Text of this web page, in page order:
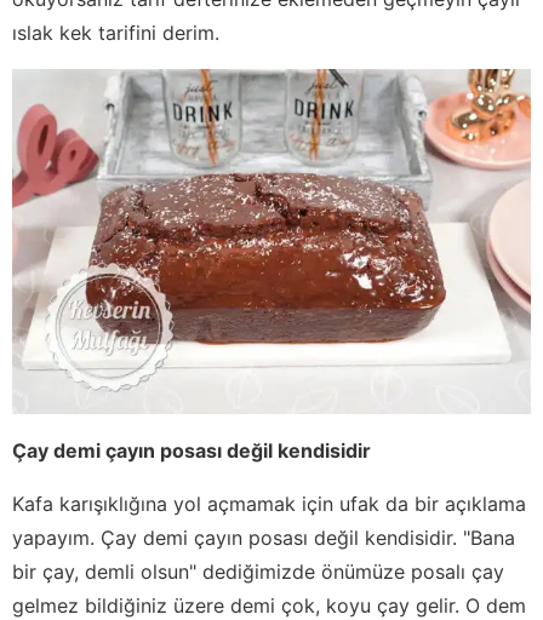
ıslak kek tarifini derim.
Çay demi çayın posası değil kendisidir
Kafa karışıklığına yol açmamak için ufak da bir açıklama
yapayım. Çay demi çayın posası değil kendisidir. "Bana
bir çay, demli olsun" dediğimizde önümüze posalı çay
gelmez bildiğiniz üzere demi çok, koyu çay gelir. O dem